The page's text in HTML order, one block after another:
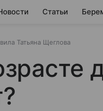
Статьи
Татьяна Щеглова